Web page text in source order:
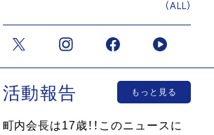
(ALL)
活動報告 もっと見る
町内会長は17歳！！このニュースに